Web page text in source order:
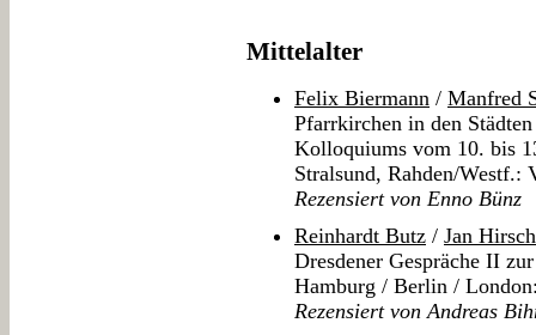
Mittelalter
Felix Biermann / Manfred
Pfarrkirchen in den
Kolloquiums vom 10. bis
Stralsund, Rahden/
Rezensiert von Enno Bünz
Reinhardt Butz / Jan
Dresdener Gespräche II
Hamburg / Berlin /
Rezensiert von Andreas